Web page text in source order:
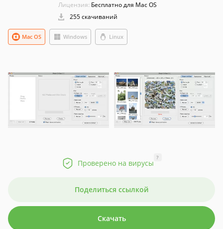
Лицензия: Бесплатно для Mac OS
255 скачиваний
Windows Linux
Mac OS
Проверено на вирусы
?
Поделиться ссылкой
Скачать